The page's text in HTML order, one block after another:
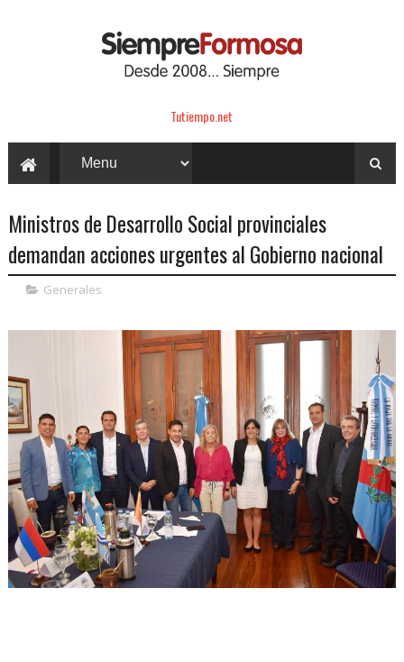
Tutiempo.net
Ministros de Desarrollo Social provinciales
demandan acciones urgentes al Gobierno nacional
Generales